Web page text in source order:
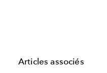
Articles associés